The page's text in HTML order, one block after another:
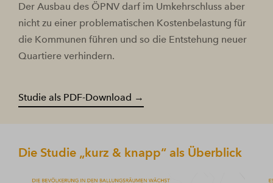
Der Ausbau des ÖPNV darf im Umkehrschluss aber
nicht zu einer problematischen Kostenbelastung für
die Kommunen führen und so die Entstehung neuer
Quartiere verhindern.
Studie als PDF-Download →
Die Studie „kurz & knapp“ als Überblick